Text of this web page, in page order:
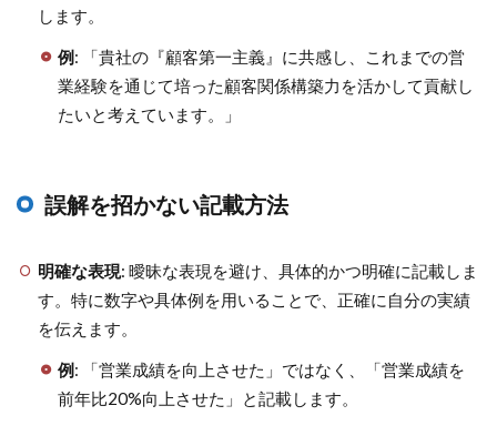
します。
例: 「貴社の『顧客第一主義』に共感し、これまでの営
業経験を通じて培った顧客関係構築力を活かして貢献し
たいと考えています。」
誤解を招かない記載方法
明確な表現: 曖昧な表現を避け、具体的かつ明確に記載しま
す。特に数字や具体例を用いることで、正確に自分の実績
を伝えます。
例: 「営業成績を向上させた」ではなく、「営業成績を
前年比20%向上させた」と記載します。